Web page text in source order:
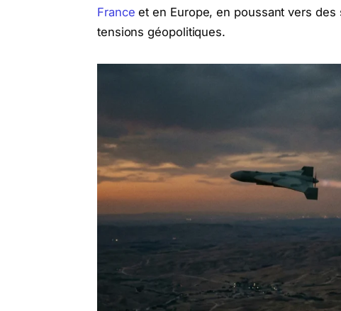
France et en Europe, en poussant vers
tensions géopolitiques.